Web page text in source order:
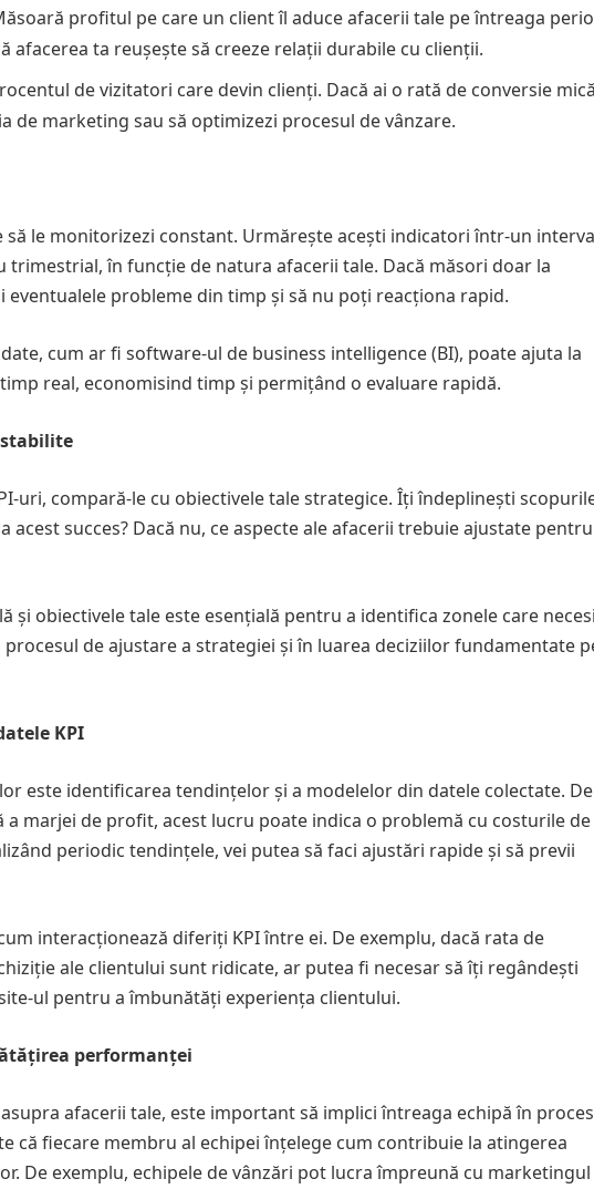
profitul pe care un client îl aduce afacerii tale pe întreaga
afacerea ta reușește să creeze relații durabile cu clienții.
de vizitatori care devin clienți. Dacă ai o rată de conversie
de marketing sau să optimizezi procesul de vânzare.
să le monitorizezi constant. Urmărește acești indicatori într-un
trimestrial, în funcție de natura afacerii tale. Dacă măsori doar la
probleme din timp și să nu poți reacționa rapid.
cum ar fi software-ul de business intelligence (BI), poate ajuta la
real, economisind timp și permițând o evaluare rapidă.
uri, compară-le cu obiectivele tale strategice. Îți îndeplinești
acest succes? Dacă nu, ce aspecte ale afacerii trebuie ajustate
obiectivele tale este esențială pentru a identifica zonele care
de ajustare a strategiei și în luarea deciziilor fundamentate
KPI
este identificarea tendințelor și a modelelor din datele colectate. De
a marjei de profit, acest lucru poate indica o problemă cu costurile de
periodic tendințele, vei putea să faci ajustări rapide și să previi
interacționează diferiți KPI între ei. De exemplu, dacă rata de
ale clientului sunt ridicate, ar putea fi necesar să îți regândești
ul pentru a îmbunătăți experiența clientului.
performanței
afacerii tale, este important să implici întreaga echipă în
că fiecare membru al echipei înțelege cum contribuie la atingerea
De exemplu, echipele de vânzări pot lucra împreună cu marketingul